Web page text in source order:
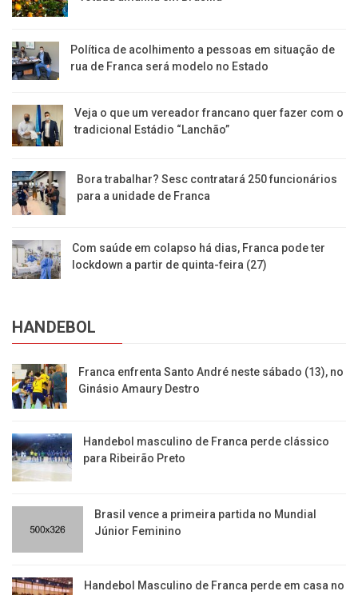
Política de acolhimento a pessoas em situação de
rua de Franca será modelo no Estado
Veja o que um vereador francano quer fazer com o
tradicional Estádio “Lanchão”
Bora trabalhar? Sesc contratará 250 funcionários
para a unidade de Franca
Com saúde em colapso há dias, Franca pode ter
lockdown a partir de quinta-feira (27)
HANDEBOL
Franca enfrenta Santo André neste sábado (13), no
Ginásio Amaury Destro
Handebol masculino de Franca perde clássico
para Ribeirão Preto
Brasil vence a primeira partida no Mundial
Júnior Feminino
Handebol Masculino de Franca perde em casa no